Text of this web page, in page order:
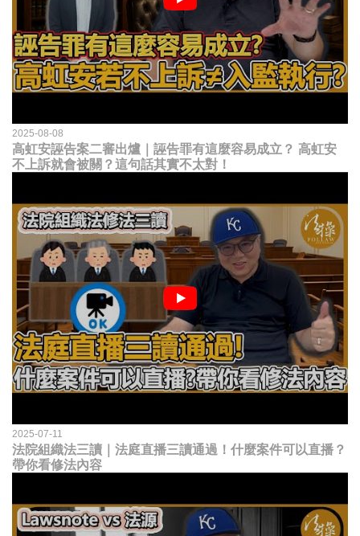
2025-08-08
高虹安誣告案二審出爐｜誣告罪有這麼容易成立？ 高虹安
不上訴就會被關？這句話其實不太對！
2025-07-11
法院組織法三讀｜法庭直播三讀通過！什麼案件可以直播？
帶你看修法內容